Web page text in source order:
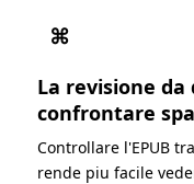
⌘
La revisione
confrontare
Controllare l'EPUB
rende piu facile